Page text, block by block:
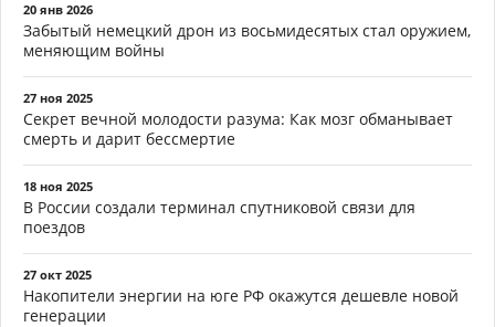
20 янв 2026
Забытый немецкий дрон из восьмидесятых стал оружием,
меняющим войны
27 ноя 2025
Секрет вечной молодости разума: Как мозг обманывает
смерть и дарит бессмертие
18 ноя 2025
В России создали терминал спутниковой связи для
поездов
27 окт 2025
Накопители энергии на юге РФ окажутся дешевле новой
генерации